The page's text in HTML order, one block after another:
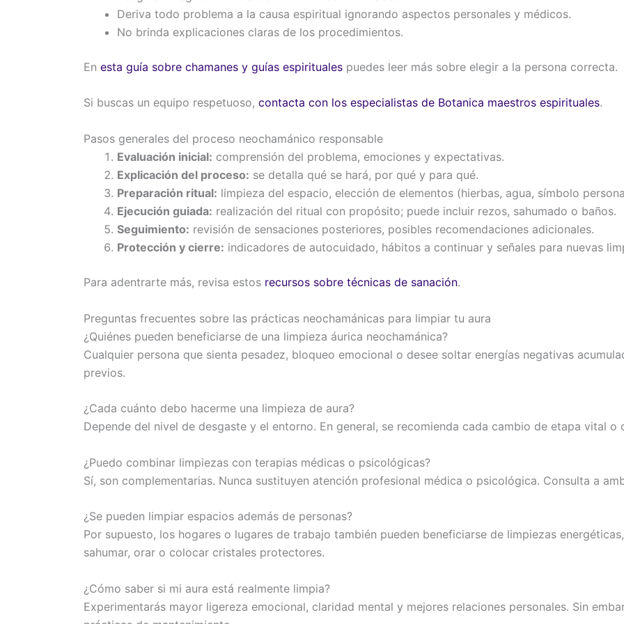
Deriva todo problema a la causa espiritual ignorando aspectos personales y médicos.
No brinda explicaciones claras de los procedimientos.
En esta guía sobre chamanes y guías espirituales puedes leer más sobre elegir a la persona correcta.
Si buscas un equipo respetuoso, contacta con los especialistas de Botanica maestros espirituales.
Pasos generales del proceso neochamánico responsable
Evaluación inicial: comprensión del problema, emociones y expectativas.
Explicación del proceso: se detalla qué se hará, por qué y para qué.
Preparación ritual: limpieza del espacio, elección de elementos (hierbas, agua, símbolo
Ejecución guiada: realización del ritual con propósito; puede incluir rezos, sahumado o baños.
Seguimiento: revisión de sensaciones posteriores, posibles recomendaciones adicionales.
Protección y cierre: indicadores de autocuidado, hábitos a continuar y señales para nuevas
Para adentrarte más, revisa estos recursos sobre técnicas de sanación.
Preguntas frecuentes sobre las prácticas neochamánicas para limpiar tu aura
¿Quiénes pueden beneficiarse de una limpieza áurica neochamánica?
Cualquier persona que sienta pesadez, bloqueo emocional o desee soltar energías negativas
previos.
¿Cada cuánto debo hacerme una limpieza de aura?
Depende del nivel de desgaste y el entorno. En general, se recomienda cada cambio de etapa vital o
¿Puedo combinar limpiezas con terapias médicas o psicológicas?
Sí, son complementarias. Nunca sustituyen atención profesional médica o psicológica. Consulta a
¿Se pueden limpiar espacios además de personas?
Por supuesto, los hogares o lugares de trabajo también pueden beneficiarse de limpiezas
sahumar, orar o colocar cristales protectores.
¿Cómo saber si mi aura está realmente limpia?
Experimentarás mayor ligereza emocional, claridad mental y mejores relaciones personales. Sin